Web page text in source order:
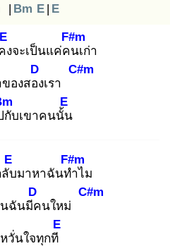
| Bm E | E
ง
E
จะเป็นแค่คน
F#m
เก่า
ของสอง
D
เรา
C#m
กับเขาคนนั้น
E
ลับ
E
มาหาฉันทำ
F#m
ไม
ฉันมีค
D
นใหม่
C#m
วั่นใจทุกที
E